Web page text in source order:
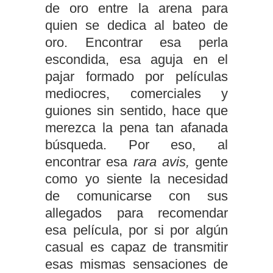
de oro entre la arena para
quien se dedica al bateo de
oro. Encontrar esa perla
escondida, esa aguja en el
pajar formado por películas
mediocres, comerciales y
guiones sin sentido, hace que
merezca la pena tan afanada
búsqueda. Por eso, al
encontrar esa rara avis, gente
como yo siente la necesidad
de comunicarse con sus
allegados para recomendar
esa película, por si por algún
casual es capaz de transmitir
esas mismas sensaciones de